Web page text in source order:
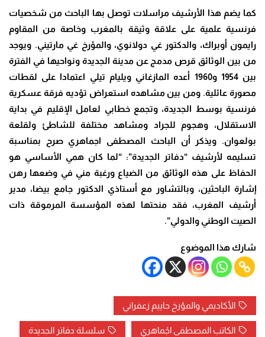
كما يضم هذا الأرشيف مراسلات توصل بها الباحث من شخصيات
فرنسية علمية على علاقة وثيقة بالمغرب وخاصة من المقاوم
رايمون أوبراك، والدكتور غي دولانوي، والمؤرخ غي مارتيني. ويوجد
من بين الوثائق قرص مدمج عن مدينة الجديدة ونواحيها في الفترة
بين 1954 و1960 أعده المازغاني ويليام تيلي اعتمادا على لقطات
مصورة عائلية. ومن بين مشاهده استعراض تؤديه فرقة عسكرية
فرنسية بوسط الجديدة، وتجمع خطابي لعامل الإقليم في بداية
الاستقلال، وهجوم للجراد ومشاهد مختلفة للشاطئ ولقلعة
بولعوان. ويذكر أن الباحث المصطفى اجماهري صرح بمناسبة
تسليمه لأرشيف “دفاتر الجديدة”: “لما كان همي الأساسي هو
الحفاظ على هذه الوثائق من الضياع ورغبة مني في وضعها رهن
إشارة الباحثين، وبالتشاور مع أستاذي الدكتور جامع بيضا، مدير
أرشيف المغرب، فقد منحتها لهذه المؤسسة المرموقة ذات
الصيت الوطني والدولي”.
شارك هذا الموضوع
الأكاديمي والمؤرخ حاييم زعفراني
الكاتب المصطفى اجْماهري سلسلة دفاتر الجديدة